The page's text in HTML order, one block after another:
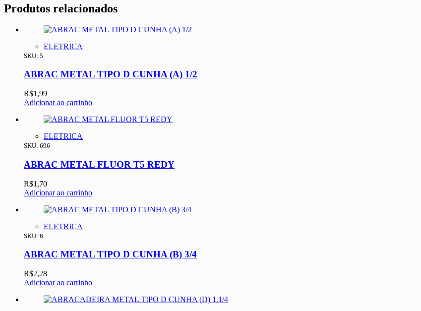
Produtos relacionados
ELETRICA
SKU: 5
ABRAC METAL TIPO D CUNHA (A) 1/2
R$1,99
Adicionar ao carrinho
ELETRICA
SKU: 696
ABRAC METAL FLUOR T5 REDY
R$1,70
Adicionar ao carrinho
ELETRICA
SKU: 6
ABRAC METAL TIPO D CUNHA (B) 3/4
R$2,28
Adicionar ao carrinho